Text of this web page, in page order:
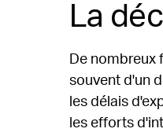
La
De
souvent d'un
les délais
les efforts